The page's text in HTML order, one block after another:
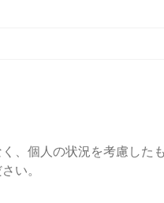
、個人の状況を考慮した
い。